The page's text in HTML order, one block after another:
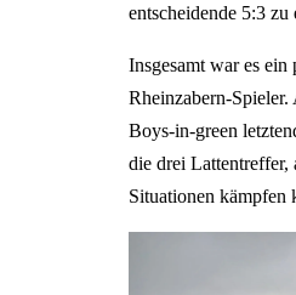
entscheidende 5:3 zu
Insgesamt war es
Rheinzabern-
Boys-in-green
die drei Lattentreffer,
Situationen kämpfen